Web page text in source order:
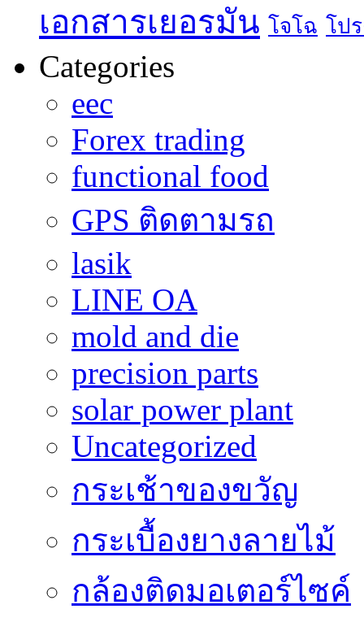
เอกสารเยอรมัน โจโฉ โป
Categories
eec
Forex trading
functional food
GPS ติดตามรถ
lasik
LINE OA
mold and die
precision parts
solar power plant
Uncategorized
กระเช้าของขวัญ
กระเบื้องยางลายไม้
กล้องติดมอเตอร์ไซค์